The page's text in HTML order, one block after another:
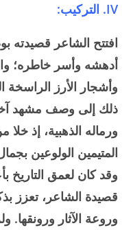
IV. التركيب:
افتتح الشاعر قصيدته
أدهشه وأسر خاطره؛
وأشجار الأرز الراسخة
ذلك إلى وصف مشهد
ورماله الذهبية، إذ خلا
المتيمين الولوعين
وقد كان لعمق التاريخ
قصيدة الشاعر، تعزز
وروعة الآثار